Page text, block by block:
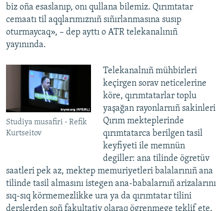
biz oña esaslanıp, onı qullana bilemiz. Qırımtatar
cemaatı til aqqlarımıznıñ sıñırlanmasına susıp
oturmaycaq», – dep ayttı o ATR telekanalınıñ
yayınında.
Studiya musafiri - Refik
Kurtseitov
Telekanalnıñ mühbirleri
keçirgen sorav neticelerine
köre, qırımtatarlar toplu
yaşağan rayonlarnıñ sakinleri
Qırım mekteplerinde
qırımtatarca berilgen tasil
keyfiyeti ile memnün
degiller: ana tilinde ögretüv
saatleri pek az, mektep memuriyetleri balalarınıñ ana
tilinde tasil almasını istegen ana-babalarnıñ arizalarını
sıq-sıq körmemezlikke ura ya da qırımtatar tilini
derslerden soñ fakultativ olaraq ögrenmege teklif ete.